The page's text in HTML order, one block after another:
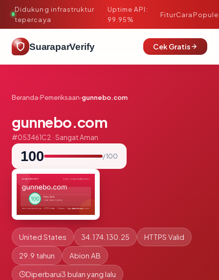
Didukung infrastruktur
tepercaya
·
Uptime API:
99.95%
FiturCara
SuaraparVerify Cek Gratis
Beranda›Pemeriksaan›gunnebo.com
gunnebo.com
#053461C2 · Sangat Aman
100 / 100
United States 34.174.130.25 HTTPS Valid
29.9 tahun Abion AB
Diperbarui3 bulan yang lalu